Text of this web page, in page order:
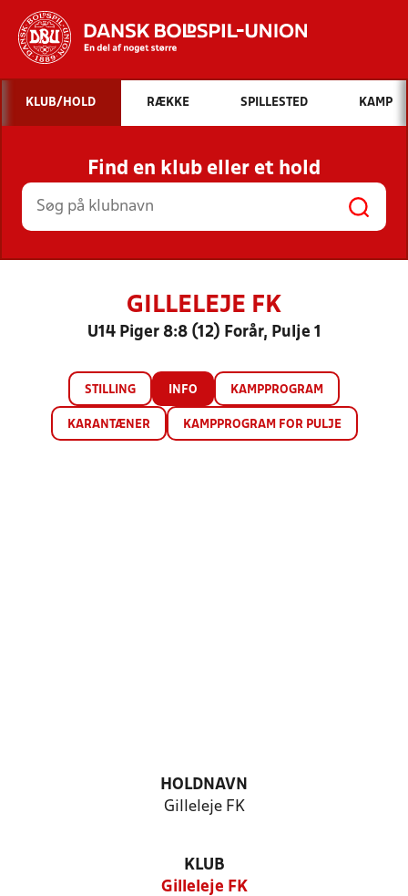
Hvad vil du søge efter?
INDHOLD OG NYHEDER
STILLINGER, RESULTATER, KLUBBER OG
HOLD
KLUB/HOLD RÆKKE SPILLESTED KAMP
Find en klub eller et hold
GILLELEJE FK
U14 Piger 8:8 (12) Forår, Pulje 1
STILLING INFO KAMPPROGRAM
KARANTÆNER KAMPPROGRAM FOR PULJE
HOLDNAVN
Gilleleje FK
KLUB
Gilleleje FK